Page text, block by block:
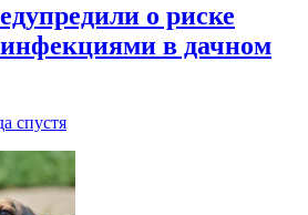
о риске
в дачном
спустя